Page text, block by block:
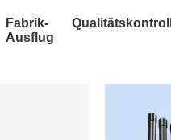
Fabrik-
Ausflug